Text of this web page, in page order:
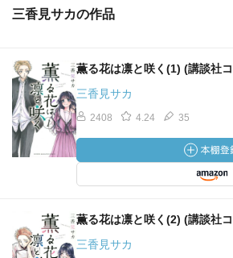
三香見サカの作品
薫る花は凛と咲く(1) (講談社
三香見サカ
2408 4.24 35
薫る花は凛と咲く(2) (講談社
三香見サカ